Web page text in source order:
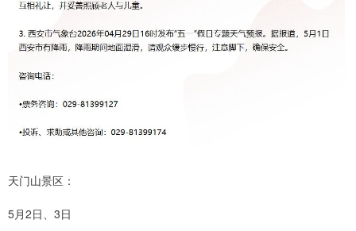
天门山景区：
5月2日、3日